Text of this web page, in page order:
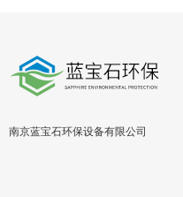
南京蓝宝石环保设备有限公司